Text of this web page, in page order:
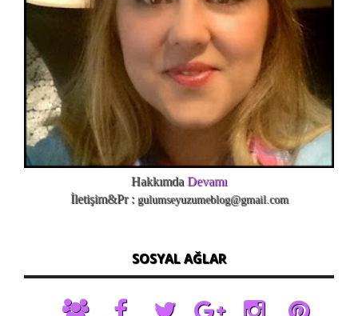
HakkımdaDevamı
İletişim&Pr : gulumseyuzumeblog@gmail.com
SOSYAL AĞLAR